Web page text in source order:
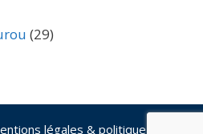
(29)
légales & politique de